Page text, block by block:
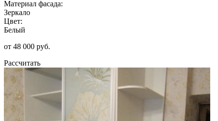
Материал фасада:
Зеркало
Цвет:
Белый
от 48 000 руб.
Рассчитать